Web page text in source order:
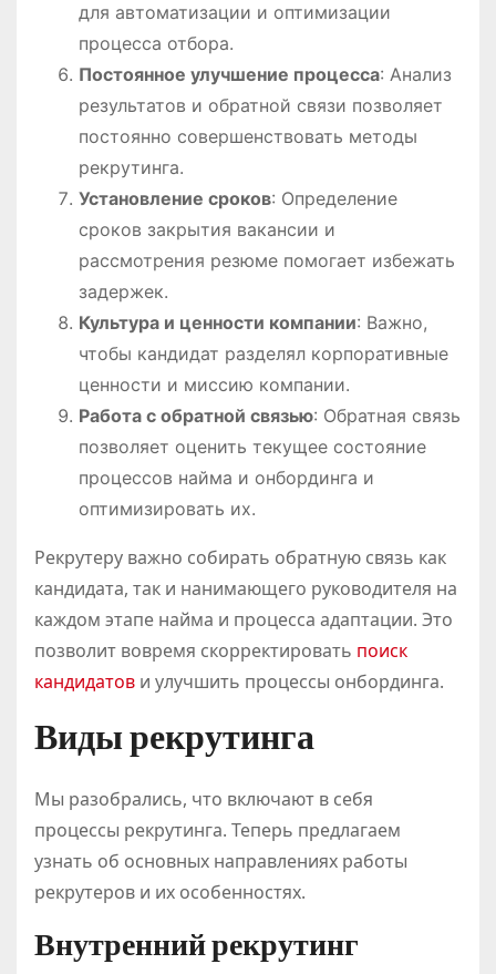
для автоматизации и оптимизации
процесса отбора.
Постоянное улучшение процесса: Анализ
результатов и обратной связи позволяет
постоянно совершенствовать методы
рекрутинга.
Установление сроков: Определение
сроков закрытия вакансии и
рассмотрения резюме помогает избежать
задержек.
Культура и ценности компании: Важно,
чтобы кандидат разделял корпоративные
ценности и миссию компании.
Работа с обратной связью: Обратная связь
позволяет оценить текущее состояние
процессов найма и онбординга и
оптимизировать их.
Рекрутеру важно собирать обратную связь как
кандидата, так и нанимающего руководителя на
каждом этапе найма и процесса адаптации. Это
позволит вовремя скорректировать поиск
кандидатов и улучшить процессы онбординга.
Виды рекрутинга
Мы разобрались, что включают в себя
процессы рекрутинга. Теперь предлагаем
узнать об основных направлениях работы
рекрутеров и их особенностях.
Внутренний рекрутинг